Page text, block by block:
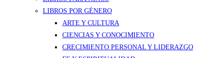
LIBROS POR GÉNERO
ARTE Y CULTURA
CIENCIAS Y CONOCIMIENTO
CRECIMIENTO PERSONAL Y LIDERAZGO